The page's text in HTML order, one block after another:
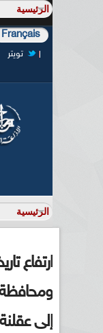
Français
تويتر
ارتفاع
ومحافظة
إلى